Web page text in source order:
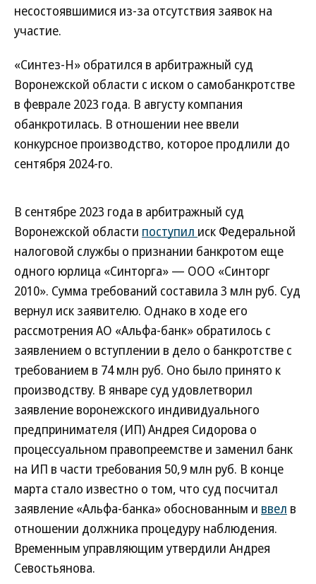
несостоявшимися из-за отсутствия заявок на
участие.
«Синтез-Н» обратился в арбитражный суд
Воронежской области с иском о самобанкротстве
в феврале 2023 года. В августу компания
обанкротилась. В отношении нее ввели
конкурсное производство, которое продлили до
сентября 2024-го.
В сентябре 2023 года в арбитражный суд
Воронежской области поступил иск Федеральной
налоговой службы о признании банкротом еще
одного юрлица «Синторга» — ООО «Синторг
2010». Сумма требований составила 3 млн руб. Суд
вернул иск заявителю. Однако в ходе его
рассмотрения АО «Альфа-банк» обратилось с
заявлением о вступлении в дело о банкротстве с
требованием в 74 млн руб. Оно было принято к
производству. В январе суд удовлетворил
заявление воронежского индивидуального
предпринимателя (ИП) Андрея Сидорова о
процессуальном правопреемстве и заменил банк
на ИП в части требования 50,9 млн руб. В конце
марта стало известно о том, что суд посчитал
заявление «Альфа-банка» обоснованным и ввел в
отношении должника процедуру наблюдения.
Временным управляющим утвердили Андрея
Севостьянова.